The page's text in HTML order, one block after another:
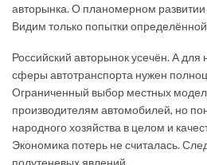
авторынка. О планомерном развитии
Видим только попытки
Российский авторынок усечён. А
сферы автотранспорта нужен
Ограниченный выбор местных
производителям автомобилей, но
народного хозяйства в целом и
Экономика потерь не считалась.
полутеневых явлений.